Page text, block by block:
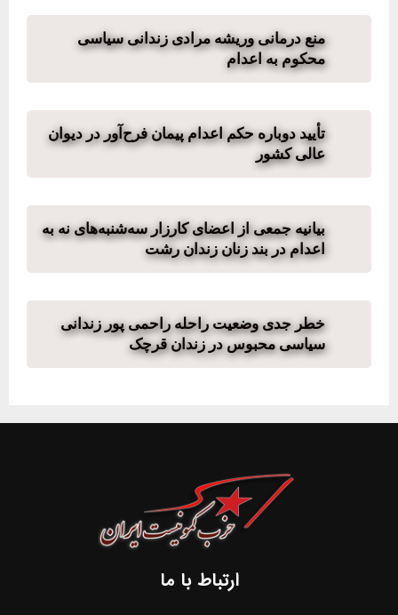
منع درمانی وریشه مرادی زندانی سیاسی
محکوم به اعدام
تأیید دوباره حکم اعدام پیمان فرح‌آور در دیوان
عالی کشور
بیانیه جمعی از اعضای کارزار سه‌شنبه‌های نه به
اعدام در بند زنان زندان رشت
خطر جدی وضعیت راحله راحمی پور زندانی
سیاسی محبوس در زندان قرچک
ارتباط با ما